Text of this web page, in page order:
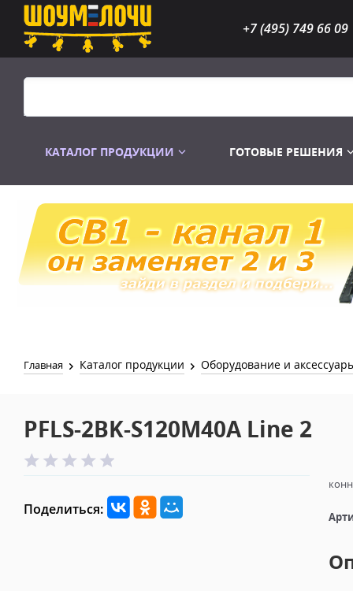
+7 (495) 749 66 09
КАТАЛОГ ПРОДУКЦИИ
Распродажа Лампы
ГОТОВЫЕ РЕШЕНИЯ
Главная Каталог продукции Оборудование и
PFLS-2BK-S120M40A Line 2
Поделиться: